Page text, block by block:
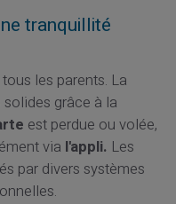
tranquillité
les parents. La
grâce à la
est perdue ou volée,
via l'appli. Les
par divers systèmes